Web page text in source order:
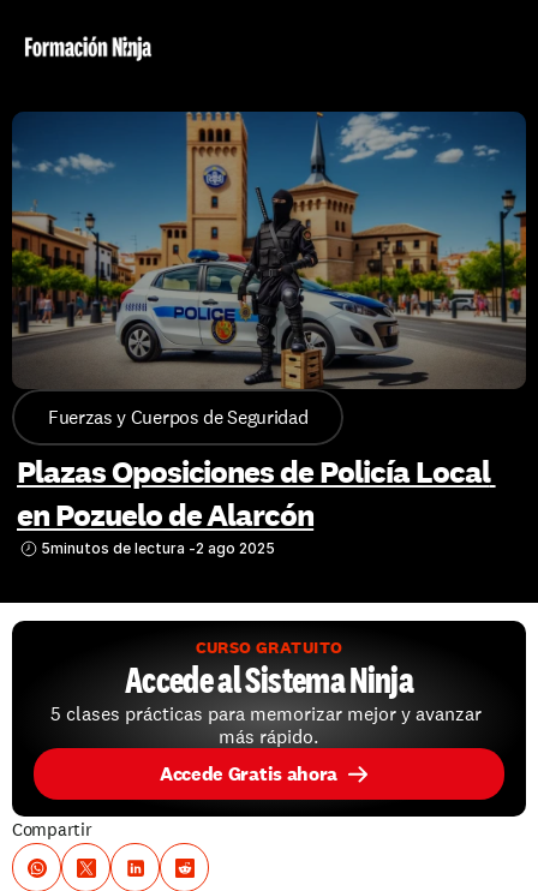
Fuerzas y Cuerpos de Seguridad
Plazas Oposiciones de Policía Local
en Pozuelo de Alarcón
5minutos de lectura -2 ago 2025
CURSO GRATUITO
Accede al Sistema Ninja
5 clases prácticas para memorizar mejor y avanzar
más rápido.
Accede Gratis ahora
Compartir